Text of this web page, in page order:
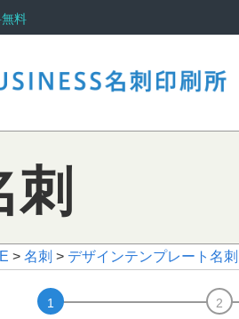
無料
刺
> 名刺 > デザインテンプレート名刺